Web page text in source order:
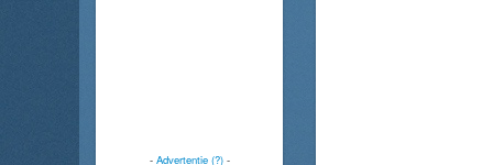
- Advertentie (?)-